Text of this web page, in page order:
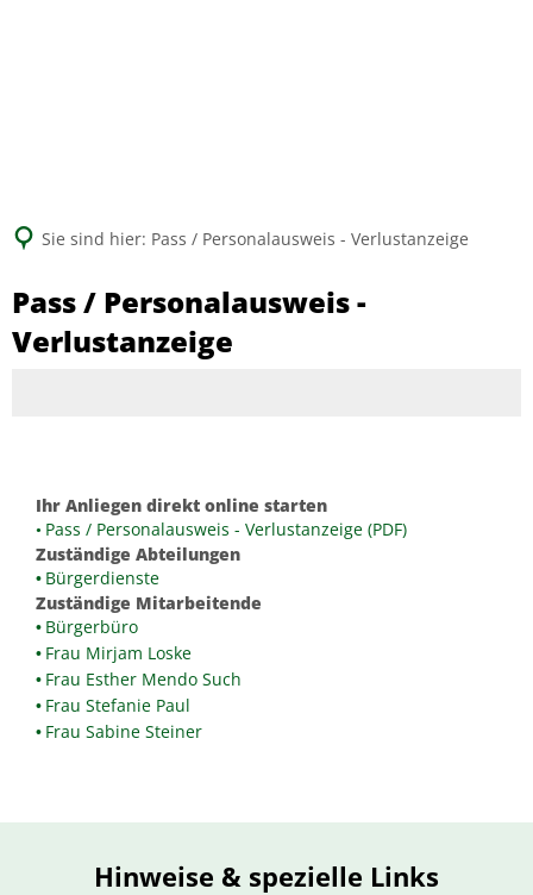
Sie sind hier: Pass / Personalausweis - Verlustanzeige
Pass / Personalausweis -
Verlustanzeige
Ihr Anliegen direkt online starten
Pass / Personalausweis - Verlustanzeige (PDF)
Zuständige Abteilungen
Bürgerdienste
Zuständige Mitarbeitende
Bürgerbüro
Frau Mirjam Loske
Frau Esther Mendo Such
Frau Stefanie Paul
Frau Sabine Steiner
Hinweise & spezielle Links